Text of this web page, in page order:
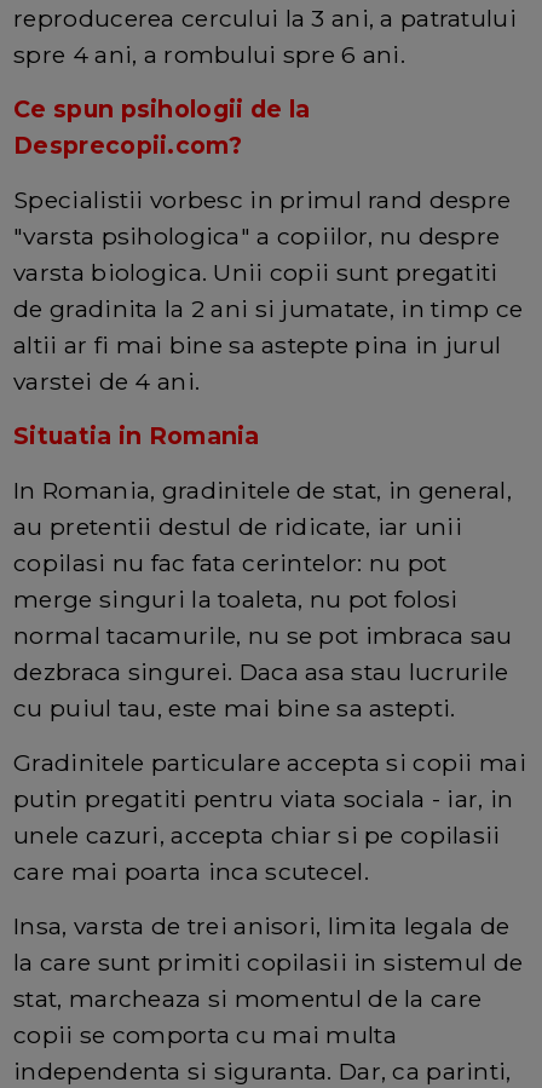
reproducerea cercului la 3 ani, a patratului
spre 4 ani, a rombului spre 6 ani.
Ce spun psihologii de la
Desprecopii.com?
Specialistii vorbesc in primul rand despre
"varsta psihologica" a copiilor, nu despre
varsta biologica. Unii copii sunt pregatiti
de gradinita la 2 ani si jumatate, in timp ce
altii ar fi mai bine sa astepte pina in jurul
varstei de 4 ani.
Situatia in Romania
In Romania, gradinitele de stat, in general,
au pretentii destul de ridicate, iar unii
copilasi nu fac fata cerintelor: nu pot
merge singuri la toaleta, nu pot folosi
normal tacamurile, nu se pot imbraca sau
dezbraca singurei. Daca asa stau lucrurile
cu puiul tau, este mai bine sa astepti.
Gradinitele particulare accepta si copii mai
putin pregatiti pentru viata sociala - iar, in
unele cazuri, accepta chiar si pe copilasii
care mai poarta inca scutecel.
Insa, varsta de trei anisori, limita legala de
la care sunt primiti copilasii in sistemul de
stat, marcheaza si momentul de la care
copii se comporta cu mai multa
independenta si siguranta. Dar, ca parinti,